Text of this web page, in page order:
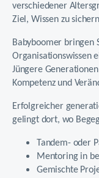
verschiedener
Ziel, Wissen zu
Babyboomer bringen
Organisationswissen
Jüngere
Kompetenz und
Erfolgreicher
gelingt dort, wo
Tandem- oder
Mentoring in
Gemischte